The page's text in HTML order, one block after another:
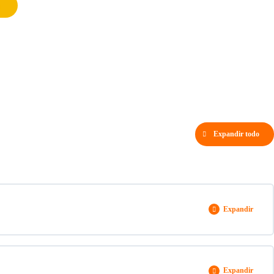
Expandir todo
Expandir
Expandir